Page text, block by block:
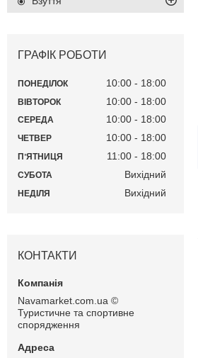
ГРАФІК РОБОТИ
ПОНЕДІЛОК 10:00 18:00
ВІВТОРОК 10:00 18:00
СЕРЕДА 10:00 18:00
ЧЕТВЕР 10:00 18:00
ПʼЯТНИЦЯ 11:00 18:00
СУБОТА Вихідний
НЕДІЛЯ Вихідний
КОНТАКТИ
Navamarket.com.ua ©
Туристичне та спортивне
спорядження